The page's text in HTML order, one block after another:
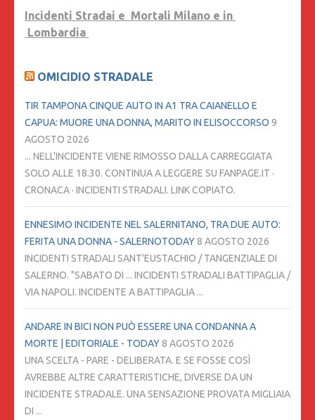
Incidenti Stradai e Mortali Milano e in
Lombardia
OMICIDIO STRADALE
TIR TAMPONA CINQUE AUTO IN A1 TRA CAIANELLO E
CAPUA: MUORE UNA DONNA, MARITO IN ELISOCCORSO 9
AGOSTO 2026
... NELL'INCIDENTE VIENE RIMOSSO DALLA CARREGGIATA
SOLO ALLE 18.30. CONTINUA A LEGGERE SU FANPAGE.IT ·
CRONACA · INCIDENTI STRADALI. LINK COPIATO.
ENNESIMO INCIDENTE NEL SALERNITANO, TRA DUE AUTO:
FERITA UNA DONNA - SALERNOTODAY8 AGOSTO 2026
INCIDENTI STRADALI SANT'EUSTACHIO / TANGENZIALE DI
SALERNO. "SABATO DI ... INCIDENTI STRADALI BATTIPAGLIA /
VIA NAPOLI. INCIDENTE A BATTIPAGLIA ...
ANDARE IN BICI NON PUÒ ESSERE UNA CONDANNA A
MORTE | EDITORIALE - TODAY8 AGOSTO 2026
UNA SCELTA - PARE - DELIBERATA. E SE FOSSE COSÌ
AVREBBE ALTRE CARATTERISTICHE, DIVERSE DA UN
INCIDENTE STRADALE. UNA SENSAZIONE PROVATA MIGLIAIA
DI ...